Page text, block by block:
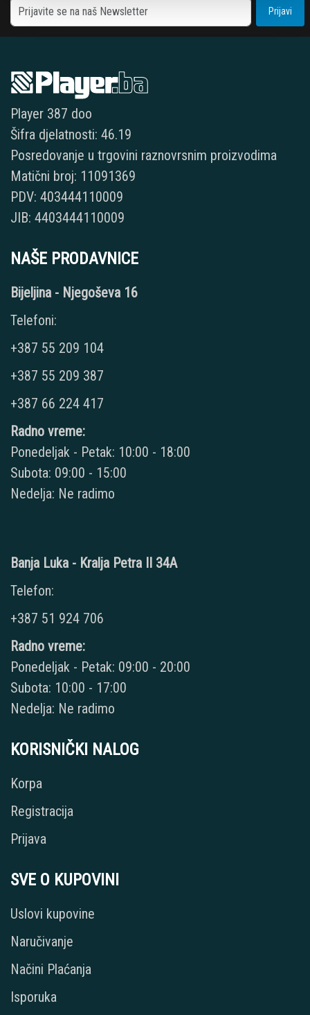
Prijavi
Player 387 doo
Šifra djelatnosti: 46.19
Posredovanje u trgovini raznovrsnim proizvodima
Matični broj: 11091369
PDV: 403444110009
JIB: 4403444110009
NAŠE PRODAVNICE
Bijeljina - Njegoševa 16
Telefoni:
+387 55 209 104
+387 55 209 387
+387 66 224 417
Radno vreme:
Ponedeljak - Petak: 10:00 - 18:00
Subota: 09:00 - 15:00
Nedelja: Ne radimo
Banja Luka - Kralja Petra II 34A
Telefon:
+387 51 924 706
Radno vreme:
Ponedeljak - Petak: 09:00 - 20:00
Subota: 10:00 - 17:00
Nedelja: Ne radimo
KORISNIČKI NALOG
Korpa
Registracija
Prijava
SVE O KUPOVINI
Uslovi kupovine
Naručivanje
Načini Plaćanja
Isporuka